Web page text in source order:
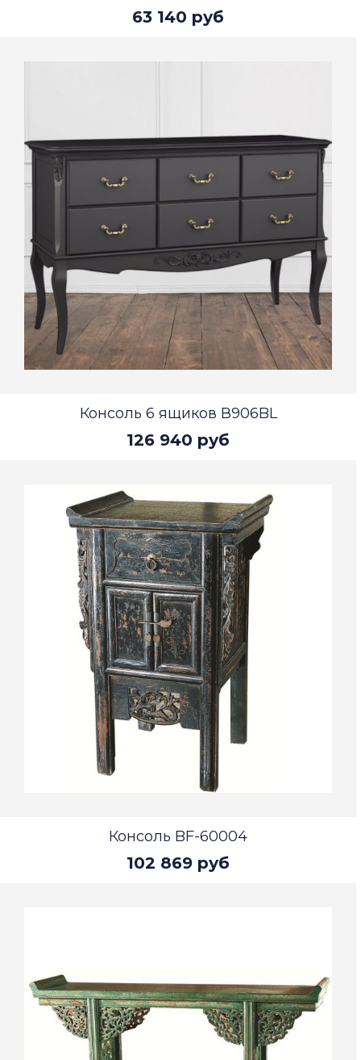
63 140 руб
Консоль 6 ящиков В906BL
126 940 руб
Консоль BF-60004
102 869 руб